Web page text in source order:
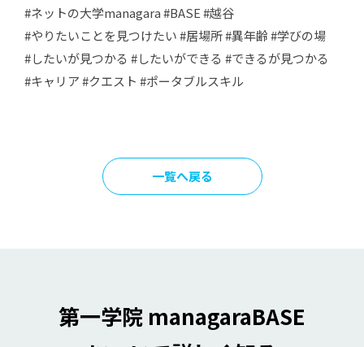
#ネットの大学managara #BASE #越谷
#やりたいことを見つけたい #居場所 #異年齢 #学びの場
#したいが見つかる #したいができる #できるが見つかる
#キャリア #クエスト #ポータブルスキル
一覧へ戻る
第一学院 managaraBASE